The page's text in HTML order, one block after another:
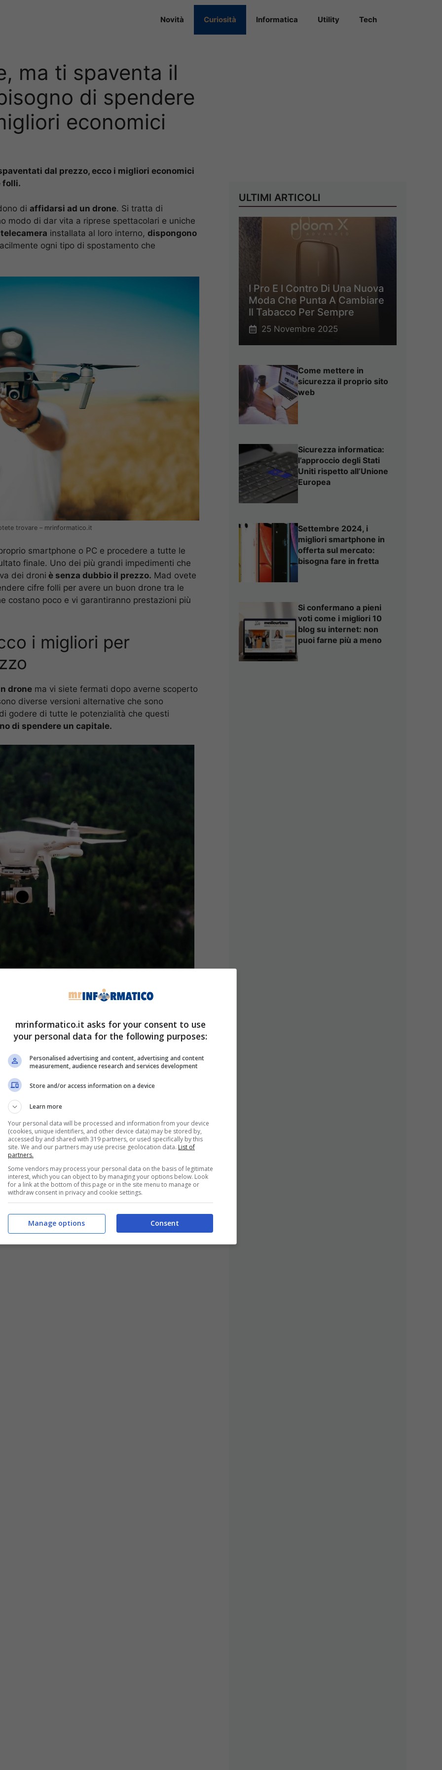
Novità Curiosità Informatica Utility Tech
ma ti spaventa il
di spendere
economici
dal prezzo, ecco i migliori economici
folli.
di affidarsi ad un drone. Si tratta di
modo di dar vita a riprese spettacolari e uniche
installata al loro interno, dispongono
ogni tipo di spostamento che
trovare – mrinformatico.it
smartphone o PC e procedere a tutte le
finale. Uno dei più grandi impedimenti che
dei droni è senza dubbio il prezzo. Mad ovete
cifre folli per avere un buon drone tra le
costano poco e vi garantiranno prestazioni più
i migliori per
drone ma vi siete fermati dopo averne scoperto
diverse versioni alternative che sono
godere di tutte le potenzialità che questi
di spendere un capitale.
prezzo – mrinformatico.it
caratteristiche molto interessanti. Come per
h, la resistenza al vento di livello 4 e una
finale di soli 75,99 euro su Amazon,
il
che si possono trovare anche nei top di
con un solo tasto e godere di
dalle 2 batterie incluse nella confezione. Il suo
se volete ottenere il massimo della qualità
come principale caratteristica questo
E ce n’è anche una seconda situata nella parte
saranno così sempre precisi e sicuri. Se siete
a 219,99 euro.
ULTIMI ARTICOLI
I Pro E I Contro Di Una Nuova
Moda Che Punta A Cambiare
Il Tabacco Per Sempre
25 Novembre 2025
Come mettere in
sicurezza il proprio sito
web
Sicurezza informatica:
l’approccio degli Stati
Uniti rispetto all’Unione
Europea
Settembre 2024, i
migliori smartphone in
offerta sul mercato:
bisogna fare in fretta
Si confermano a pieni
voti come i migliori 10
blog su internet: non
puoi farne più a meno
mrinformatico.it asks for your consent to use
your personal data for the following purposes:
Personalised advertising and content, advertising and content
measurement, audience research and services development
Store and/or access information on a device
Learn more
Your personal data will be processed and information from your device
(cookies, unique identifiers, and other device data) may be stored by,
accessed by and shared with 319 partners, or used specifically by this
site. We and our partners may use precise geolocation data. List of
partners.
Some vendors may process your personal data on the basis of legitimate
interest, which you can object to by managing your options below. Look
for a link at the bottom of this page or in the site menu to manage or
withdraw consent in privacy and cookie settings.
Consent
Manage options